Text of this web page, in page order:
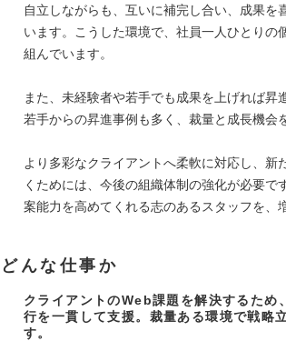
自立しながらも、互いに補完し合い、成果
います。こうした環境で、社員一人ひとりの
組んでいます。
また、未経験者や若手でも成果を上げれば昇
若手からの昇進事例も多く、裁量と成長機会
より多彩なクライアントへ柔軟に対応し、
くためには、今後の組織体制の強化が必要
案能力を高めてくれる志のあるスタッフを、
どんな仕事か
クライアントのWeb課題を解決するため
行を一貫して支援。裁量ある環境で戦略
す。